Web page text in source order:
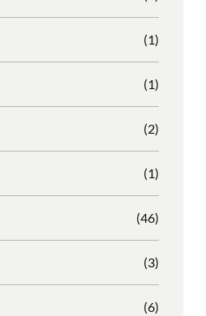
(1)
(1)
(2)
(1)
(46)
(3)
(6)